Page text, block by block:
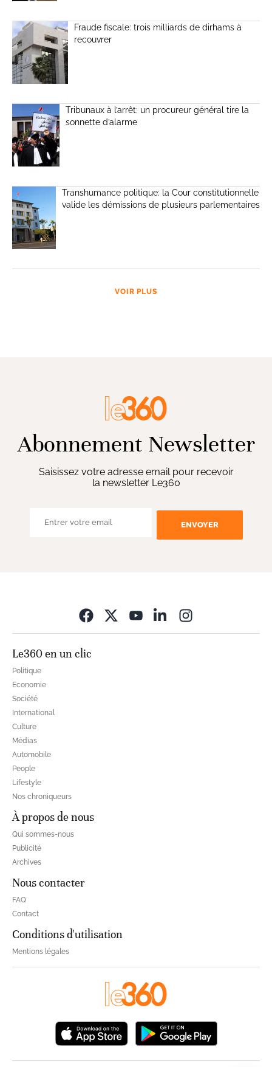
Fraude fiscale: trois milliards de dirhams à
recouvrer
Tribunaux à l’arrêt: un procureur général tire la
sonnette d’alarme
Transhumance politique: la Cour constitutionnelle
valide les démissions de plusieurs parlementaires
VOIR PLUS
Abonnement Newsletter
Saisissez votre adresse email pour recevoir
la newsletter Le360
ENVOYER
Le360 en un clic
Politique
Economie
Société
International
Culture
Médias
Automobile
People
Lifestyle
Nos chroniqueurs
À propos de nous
Qui sommes-nous
Publicité
Archives
Nous contacter
FAQ
Contact
Conditions d'utilisation
Mentions légales